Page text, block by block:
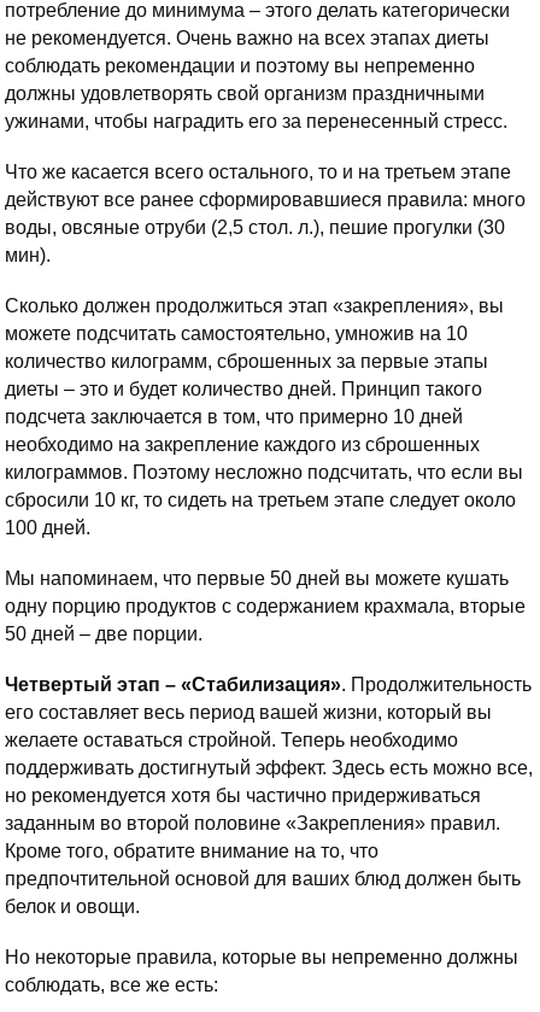
потребление до минимума – этого делать категорически
не рекомендуется. Очень важно на всех этапах диеты
соблюдать рекомендации и поэтому вы непременно
должны удовлетворять свой организм праздничными
ужинами, чтобы наградить его за перенесенный стресс.
Что же касается всего остального, то и на третьем этапе
действуют все ранее сформировавшиеся правила: много
воды, овсяные отруби (2,5 стол. л.), пешие прогулки (30
мин).
Сколько должен продолжиться этап «закрепления», вы
можете подсчитать самостоятельно, умножив на 10
количество килограмм, сброшенных за первые этапы
диеты – это и будет количество дней. Принцип такого
подсчета заключается в том, что примерно 10 дней
необходимо на закрепление каждого из сброшенных
килограммов. Поэтому несложно подсчитать, что если вы
сбросили 10 кг, то сидеть на третьем этапе следует около
100 дней.
Мы напоминаем, что первые 50 дней вы можете кушать
одну порцию продуктов с содержанием крахмала, вторые
50 дней – две порции.
Четвертый этап – «Стабилизация». Продолжительность
его составляет весь период вашей жизни, который вы
желаете оставаться стройной. Теперь необходимо
поддерживать достигнутый эффект. Здесь есть можно все,
но рекомендуется хотя бы частично придерживаться
заданным во второй половине «Закрепления» правил.
Кроме того, обратите внимание на то, что
предпочтительной основой для ваших блюд должен быть
белок и овощи.
Но некоторые правила, которые вы непременно должны
соблюдать, все же есть: